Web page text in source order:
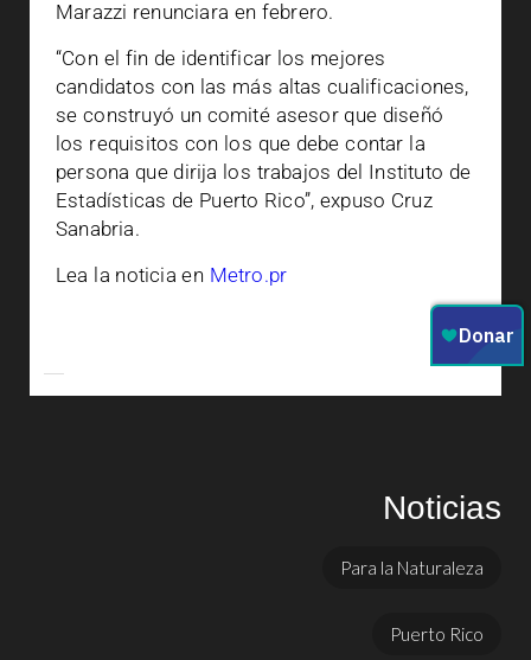
Marazzi renunciara en febrero.
“Con el fin de identificar los mejores
candidatos con las más altas cualificaciones,
se construyó un comité asesor que diseñó
los requisitos con los que debe contar la
persona que dirija los trabajos del Instituto de
Estadísticas de Puerto Rico”, expuso Cruz
Sanabria.
Lea la noticia en Metro.pr
Noticias
Para la Naturaleza
Puerto Rico